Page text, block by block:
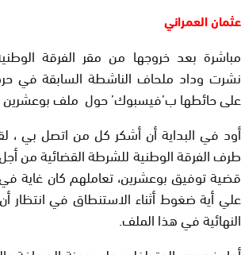
عثمان العمراني
مباشرة بعد خروجها من مقر الفرقة
على حائطها ب’فيسبوك’ حول ملف
أود في البداية أن أشكر كل من اتصل بي ،
طرف الفرقة الوطنية للشرطة القضائية من
قضية توفيق بوعشرين، تعاملهم كان غاية
علي أية ضغوط أثناء الاستنطاق في انتظار
النهائية في هذا الملف.